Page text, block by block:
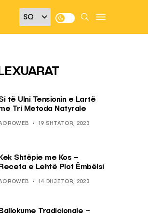
të Ulni Tensionin e Lartë
Tri Metoda Natyrale
19 SHTATOR, 2023
Kek Shtëpie me Kos –
Receta e Lehtë Plot Ëmbëlsi
14 DHJETOR, 2023
Ballokume Tradicionale –